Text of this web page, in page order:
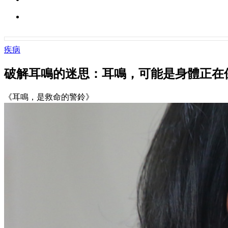
疾病
破解耳鳴的迷思：耳鳴，可能是身體正在
《耳鳴，是救命的警鈴》